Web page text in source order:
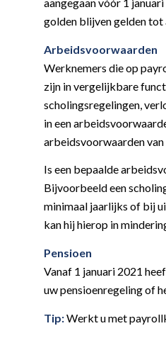
golden blijven gelden
Arbeidsvoorwaarden
Werknemers die op
zijn in vergelijkbare
scholingsregelingen,
in een
arbeidsvoorwaarden
Is een bepaalde
Bijvoorbeeld een
minimaal jaarlijks of bij
kan hij hierop in
Pensioen
Vanaf 1 januari 2021
uw pensioenregeling of
Tip:Werkt u met